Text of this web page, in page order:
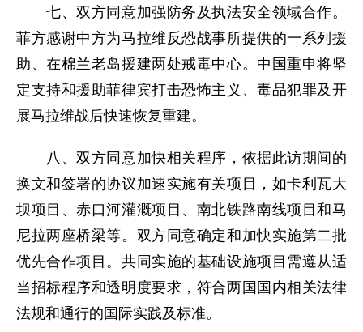
七、双方同意加强防务及执法安全领域合作。
菲方感谢中方为马拉维反恐战事所提供的一系列援
助、在棉兰老岛援建两处戒毒中心。中国重申将坚
定支持和援助菲律宾打击恐怖主义、毒品犯罪及开
展马拉维战后快速恢复重建。
八、双方同意加快相关程序，依据此访期间的
换文和签署的协议加速实施有关项目，如卡利瓦大
坝项目、赤口河灌溉项目、南北铁路南线项目和马
尼拉两座桥梁等。双方同意确定和加快实施第二批
优先合作项目。共同实施的基础设施项目需遵从适
当招标程序和透明度要求，符合两国国内相关法律
法规和通行的国际实践及标准。